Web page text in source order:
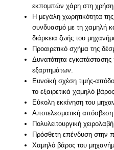
εκπομπών χάρη στη
Η μεγάλη χωρητικότητα
συνδυασμό με τη χαμηλή
διάρκεια ζωής του
Προαιρετικό σχήμα της
Δυνατότητα
εξαρτημάτων.
Ευνοϊκή σχέση τιμής-
το εξαιρετικά χαμηλό
Εύκολη εκκίνηση του
Αποτελεσματική
Πολυλειτουργική
Πρόσθετη επένδυση στην
Χαμηλό βάρος του